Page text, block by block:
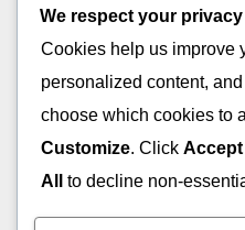
フィールドング
チング技術、ス
ニクス、フット
FEB 11, 2026 著者：
We respect your privacy
Cookies help us improve
personalized content,
choose which cookies to
Customize. Click Accept
All
to decline non-